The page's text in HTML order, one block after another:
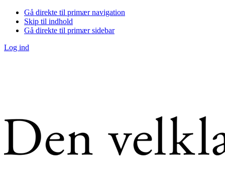
Gå direkte til primær navigation
Skip til indhold
Gå direkte til primær sidebar
Log ind